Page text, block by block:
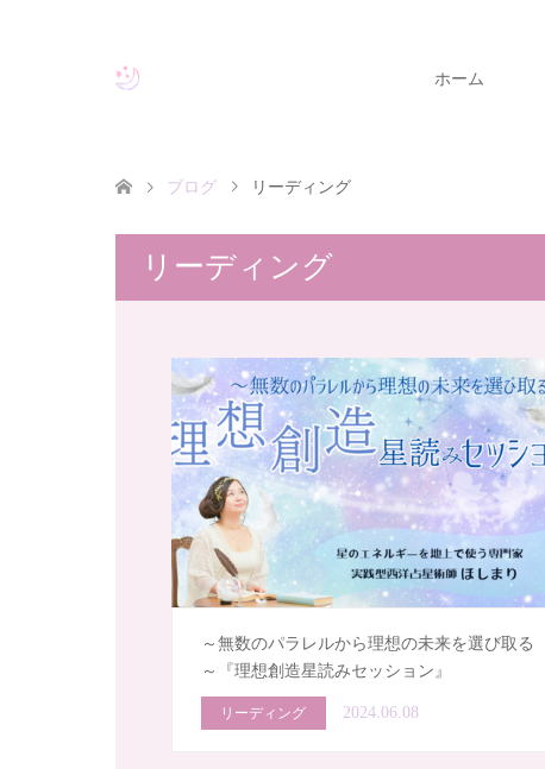
ホーム
ブログ リーディング
リーディング
～無数のパラレルから理想の未来を選び取る
～『理想創造星読みセッション』
リーディング 2024.06.08